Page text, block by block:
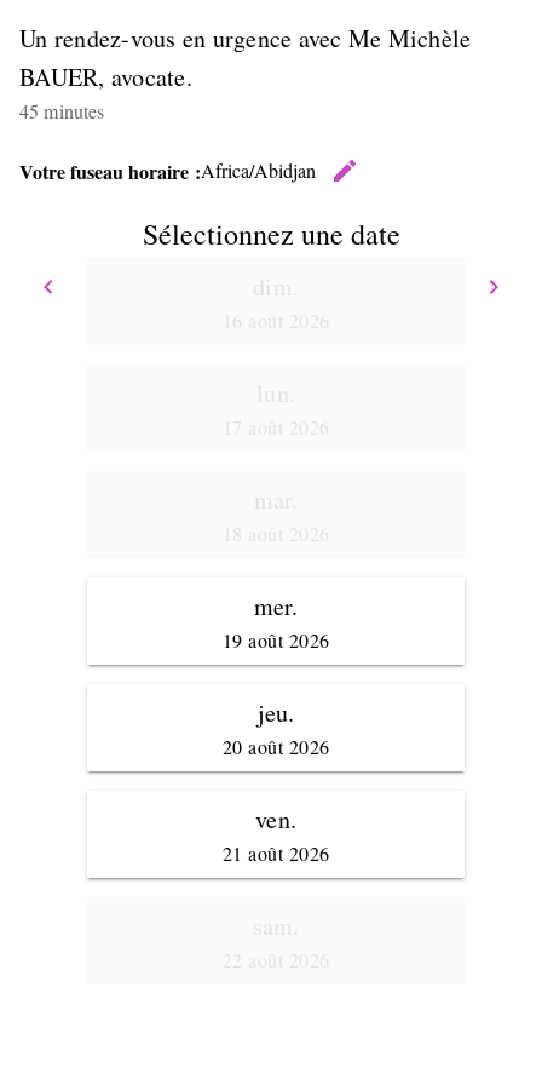
Un rendez-vous en urgence avec Me Michèle
BAUER, avocate.
45 minutes
Votre fuseau horaire :Africa/Abidjan
edit
Sélectionnez une date
keyboard_arrow_left
keyboard_arrow_right
dim.
16 août 2026
lun.
17 août 2026
mar.
18 août 2026
mer.
19 août 2026
jeu.
20 août 2026
ven.
21 août 2026
sam.
22 août 2026